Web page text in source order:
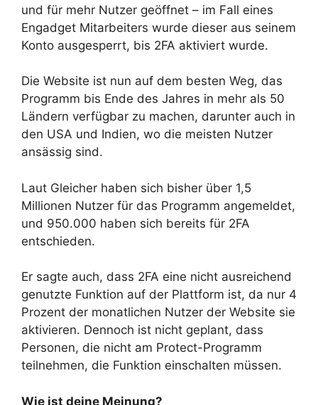
und für mehr Nutzer geöffnet – im Fall eines
Engadget Mitarbeiters wurde dieser aus seinem
Konto ausgesperrt, bis 2FA aktiviert wurde.
Die Website ist nun auf dem besten Weg, das
Programm bis Ende des Jahres in mehr als 50
Ländern verfügbar zu machen, darunter auch in
den USA und Indien, wo die meisten Nutzer
ansässig sind.
Laut Gleicher haben sich bisher über 1,5
Millionen Nutzer für das Programm angemeldet,
und 950.000 haben sich bereits für 2FA
entschieden.
Er sagte auch, dass 2FA eine nicht ausreichend
genutzte Funktion auf der Plattform ist, da nur 4
Prozent der monatlichen Nutzer der Website sie
aktivieren. Dennoch ist nicht geplant, dass
Personen, die nicht am Protect-Programm
teilnehmen, die Funktion einschalten müssen.
Wie ist deine Meinung?